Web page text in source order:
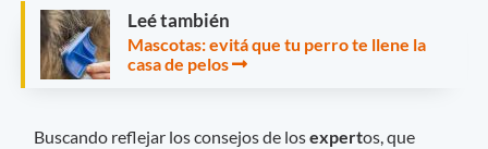
Leé también
Mascotas: evitá que tu perro te llene la
casa de pelos
Buscando reflejar los consejos de losexpertos, que